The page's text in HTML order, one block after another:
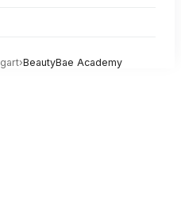
›BeautyBae Academy